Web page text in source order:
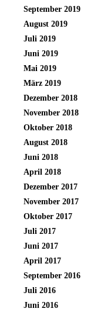
September 2019
August 2019
Juli 2019
Juni 2019
Mai 2019
März 2019
Dezember 2018
November 2018
Oktober 2018
August 2018
Juni 2018
April 2018
Dezember 2017
November 2017
Oktober 2017
Juli 2017
Juni 2017
April 2017
September 2016
Juli 2016
Juni 2016